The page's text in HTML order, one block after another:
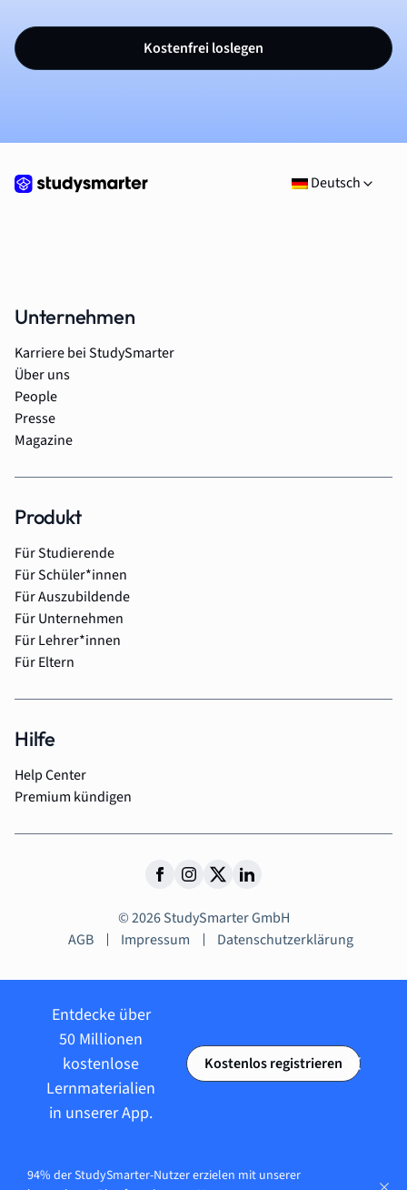
Kostenfrei loslegen
Deutsch
Unternehmen
Karriere bei StudySmarter
Über uns
People
Presse
Magazine
Produkt
Für Studierende
Für Schüler*innen
Für Auszubildende
Für Unternehmen
Für Lehrer*innen
Für Eltern
Hilfe
Help Center
Premium kündigen
© 2026 StudySmarter GmbH
AGB
Impressum Datenschutzerklärung
Entdecke über
50 Millionen
kostenlose
Lernmaterialien
in unserer App.
Kostenlos registrieren
94% der StudySmarter-Nutzer erzielen mit unserer